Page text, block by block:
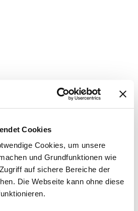
Cookies
Cookies, um unsere
und Grundfunktionen wie
auf sichere Bereiche der
Die Webseite kann ohne diese